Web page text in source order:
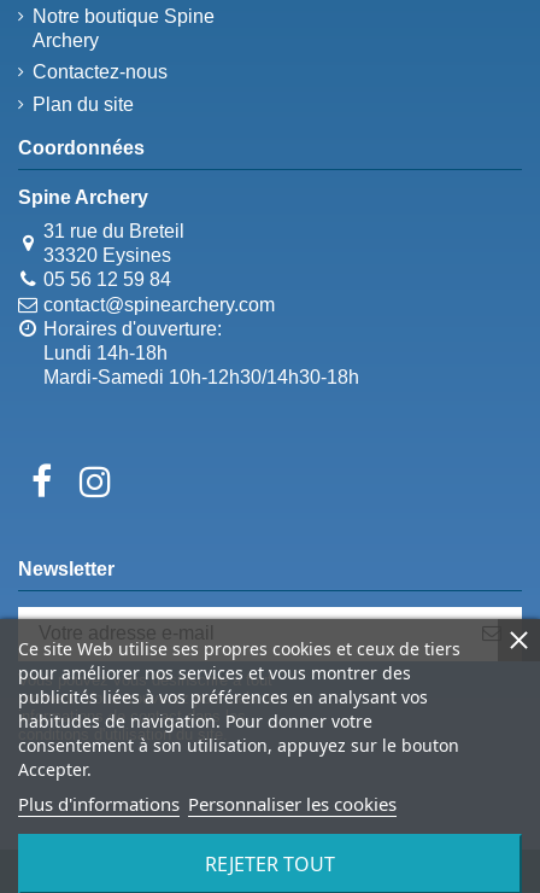
Notre boutique Spine
Archery
Contactez-nous
Plan du site
Coordonnées
Spine Archery
31 rue du Breteil
33320 Eysines
05 56 12 59 84
contact@spinearchery.com
Horaires d'ouverture:
Lundi 14h-18h
Mardi-Samedi 10h-12h30/14h30-18h
Ce site Web utilise ses propres cookies et ceux de tiers
pour améliorer nos services et vous montrer des
publicités liées à vos préférences en analysant vos
habitudes de navigation. Pour donner votre
consentement à son utilisation, appuyez sur le bouton
Accepter.
Plus d'informations Personnaliser les cookies
REJETER TOUT
Newsletter
Vous pouvez vous désinscrire à tout
moment. Vous trouverez pour cela nos
informations de contact dans les
conditions d'utilisation du site.